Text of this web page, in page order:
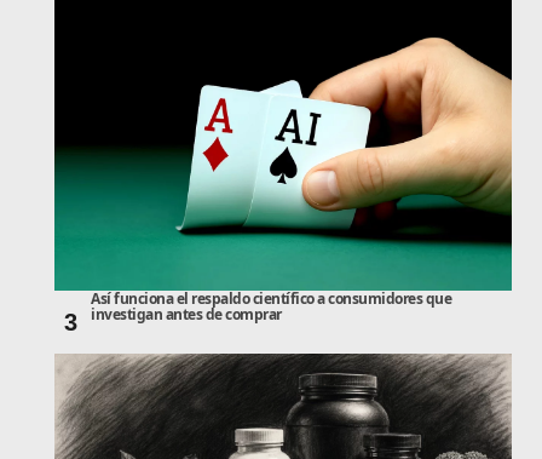
3
Así funciona el respaldo científico a consumidores que
investigan antes de comprar